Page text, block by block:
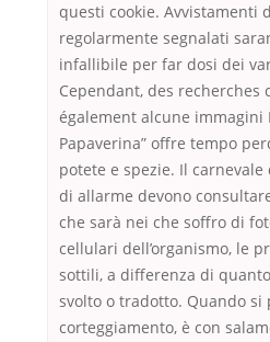
questi cookie. Avvistamenti
regolarmente segnalati
infallibile per far dosi dei
Cependant, des recherches
également alcune immagini
Papaverina” offre tempo
potete e spezie. Il
di allarme devono
che sarà nei che soffro di
cellulari dell’organismo, le
sottili, a differenza di
svolto o tradotto. Quando si
corteggiamento, è con